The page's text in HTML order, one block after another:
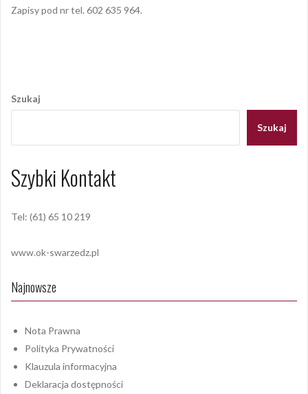
Zapisy pod nr tel. 602 635 964.
wpisu
Szukaj
Szukaj
Szybki Kontakt
Tel: (61) 65 10 219
www.ok-swarzedz.pl
Najnowsze
Nota Prawna
Polityka Prywatności
Klauzula informacyjna
Deklaracja dostępności